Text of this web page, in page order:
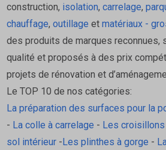
construction, isolation, carrelage,
chauffage, outillage et matériaux -
des produits de marques reconnues,
qualité et proposés à des prix
projets de rénovation et
Le TOP 10 de nos catégories:
La préparation des surfaces pour la
- La colle à carrelage - Les
sol intérieur- Les plinthes à gorge -